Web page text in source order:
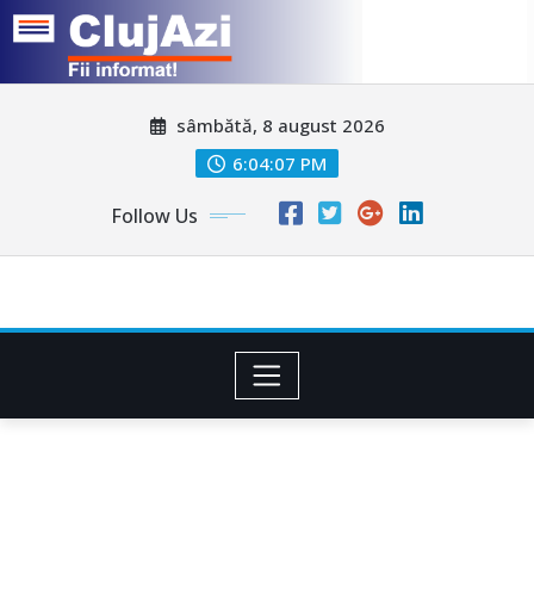
sâmbătă, 8 august 2026
6:04:09 PM
Follow Us